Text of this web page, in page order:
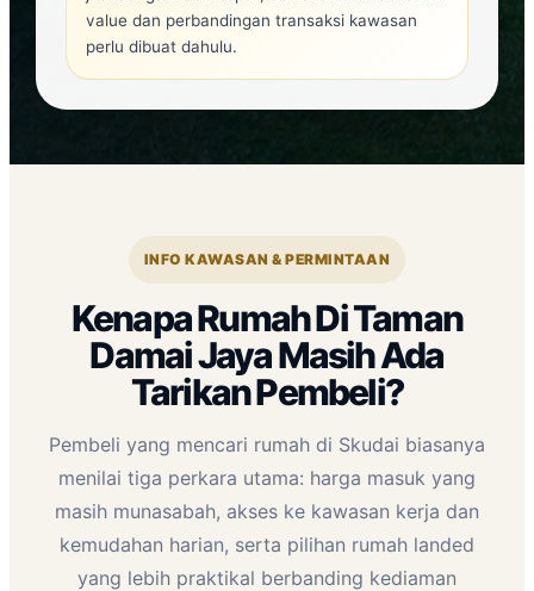
value dan perbandingan transaksi kawasan
perlu dibuat dahulu.
INFO KAWASAN & PERMINTAAN
Kenapa Rumah Di Taman
Damai Jaya Masih Ada
Tarikan Pembeli?
Pembeli yang mencari rumah di Skudai biasanya
menilai tiga perkara utama: harga masuk yang
masih munasabah, akses ke kawasan kerja dan
kemudahan harian, serta pilihan rumah landed
yang lebih praktikal berbanding kediaman